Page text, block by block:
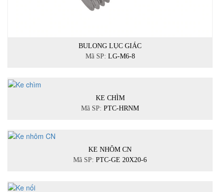
BULONG LỤC GIÁC
Mã SP: LG-M6-8
KE CHÌM
Mã SP: PTC-HRNM
KE NHÔM CN
Mã SP: PTC-GE 20X20-6